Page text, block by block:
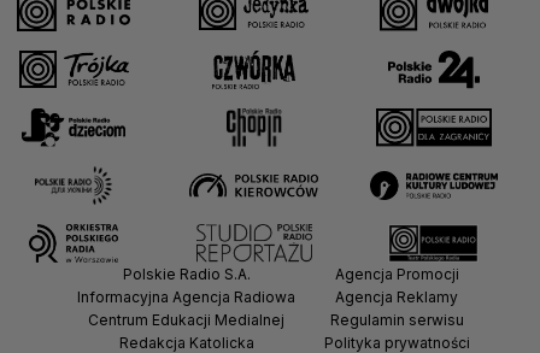
Polskie Radio S.A.
Informacyjna Agencja Radiowa
Centrum Edukacji Medialnej
Redakcja Katolicka
Agencja Promocji
Agencja Reklamy
Regulamin serwisu
Polityka prywatności